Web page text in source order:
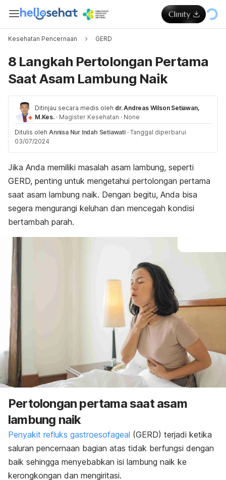
Kesehatan Pencernaan GERD
8 Langkah Pertolongan Pertama
Saat Asam Lambung Naik
Ditinjau secara medis oleh dr. Andreas Wilson Setiawan,
M.Kes. · Magister Kesehatan · None
Ditulis oleh Annisa Nur Indah Setiawati · Tanggal diperbarui
03/07/2024
Jika Anda memiliki masalah asam lambung, seperti
GERD, penting untuk mengetahui pertolongan pertama
saat asam lambung naik. Dengan begitu, Anda bisa
segera mengurangi keluhan dan mencegah kondisi
bertambah parah.
Pertolongan pertama saat asam
lambung naik
Penyakit refluks gastroesofageal (GERD) terjadi ketika
saluran pencernaan bagian atas tidak berfungsi dengan
baik sehingga menyebabkan isi lambung naik ke
kerongkongan dan mengiritasi.